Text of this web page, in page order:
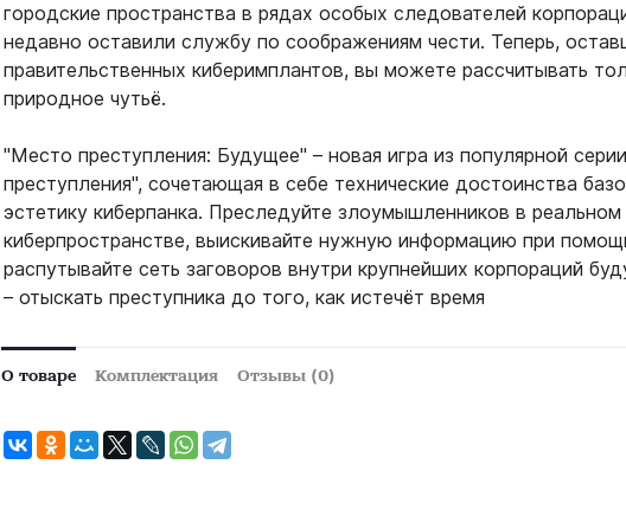
городские пространства в рядах особых следователей
недавно оставили службу по соображениям чести. Теперь,
правительственных киберимплантов, вы можете рассчитывать
природное чутьё.
"Место преступления: Будущее" – новая игра из популярной
преступления", сочетающая в себе технические достоинства
эстетику киберпанка. Преследуйте злоумышленников в
киберпространстве, выискивайте нужную информацию при
распутывайте сеть заговоров внутри крупнейших корпораций
– отыскать преступника до того, как истечёт время
О товаре Комплектация Отзывы (0)